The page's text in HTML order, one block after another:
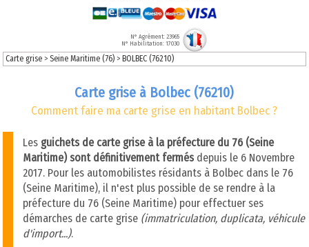
N° Agrément: 23965
N° Habilitation: 17030
Carte grise >Seine Maritime (76)> BOLBEC (76210)
Carte grise à Bolbec (76210)
Comment faire ma carte grise en habitant Bolbec ?
Les guichets de carte grise à la préfecture du 76 (Seine
Maritime) sont définitivement fermésdepuis le 6 Novembre
2017. Pour les automobilistes résidants à Bolbec dans le 76
(Seine Maritime), il n'est plus possible de se rendre à la
préfecture du 76 (Seine Maritime) pour effectuer ses
démarches de carte grise (immatriculation, duplicata, véhicule
d'import...).